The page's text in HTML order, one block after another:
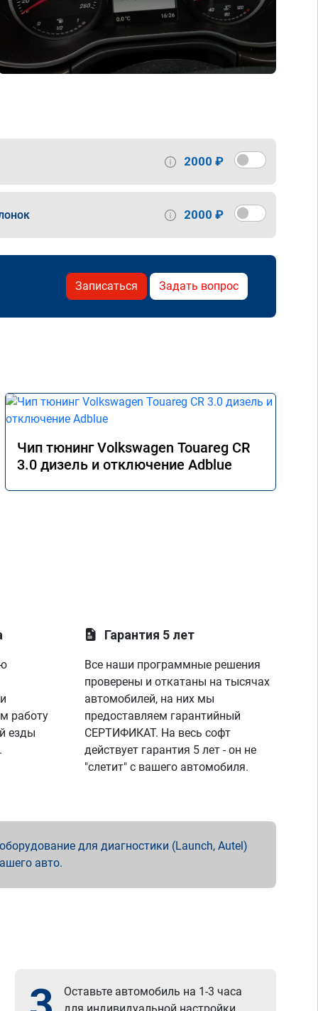
2000 ₽
2000 ₽
Записаться Задать вопрос
Чип тюнинг Volkswagen Touareg CR
3.0 дизель и отключение Adblue
работу
езды
Гарантия 5 лет
Все наши программные решения
проверены и откатаны на тысячах
автомобилей, на них мы
предоставляем гарантийный
СЕРТИФИКАТ. На весь софт
действует гарантия 5 лет - он не
"слетит" с вашего автомобиля.
для диагностики (Launch, Autel)
авто.
Оставьте автомобиль на 1-3 часа